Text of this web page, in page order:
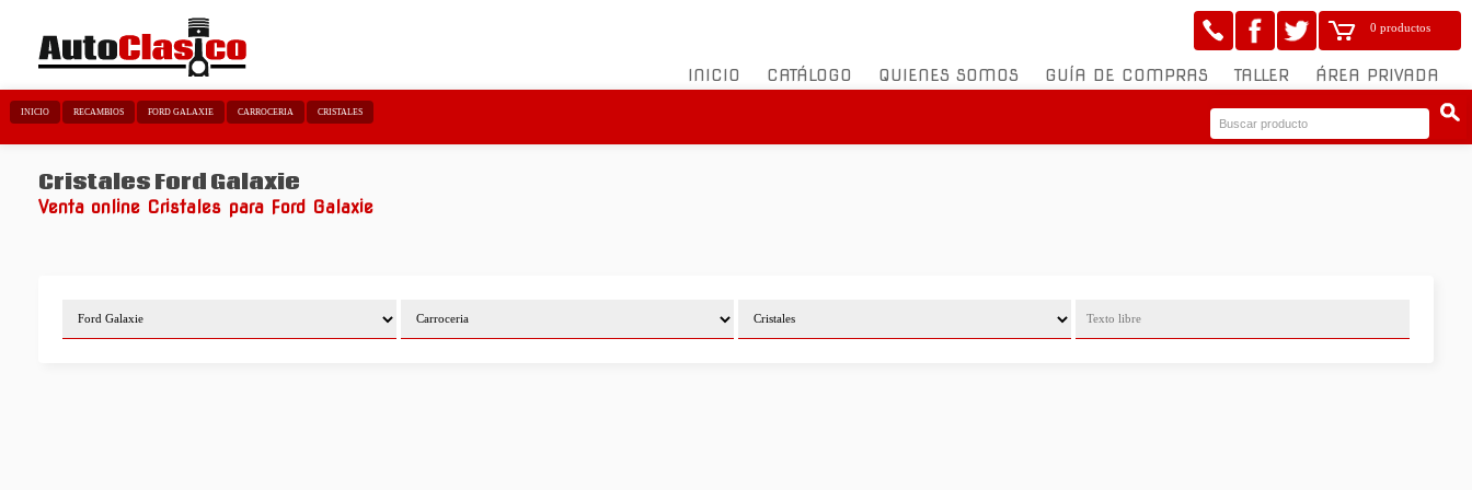
0 productos
INICIO CATÁLOGO QUIENES SOMOS GUÍA DE COMPRAS TALLER ÁREA PRIVADA
INICIO RECAMBIOS FORD GALAXIE CARROCERIA CRISTALES
Cristales Ford Galaxie
Venta online Cristales para Ford Galaxie